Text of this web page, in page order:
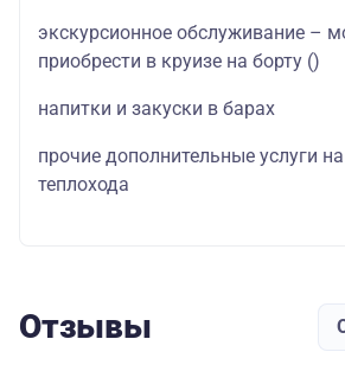
экскурсионное обслуживание –
приобрести в круизе на борту ()
напитки и закуски в барах
прочие дополнительные услуги
теплохода
Отзывы